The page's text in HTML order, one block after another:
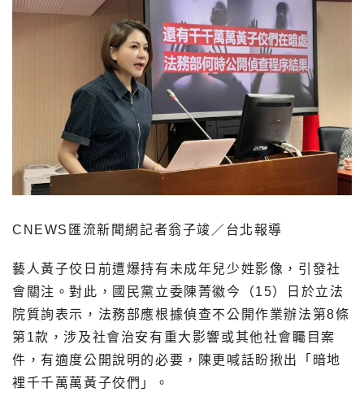
CNEWS匯流新聞網記者翁子竣／台北報導
藝人黃子佼日前遭爆持有未成年兒少姓影像，引發社
會關注。對此，國民黨立委陳菁徽今（15）日於立法
院質詢表示，法務部應根據偵查不公開作業辦法第8條
第1款，涉及社會治安有重大影響或其他社會矚目案
件，有適度公開說明的必要，陳更喊話盼揪出「暗地
裡千千萬萬黃子佼們」。